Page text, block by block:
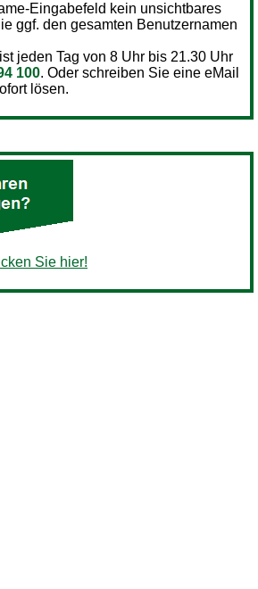
Eingabefeld kein unsichtbares
ggf. den gesamten Benutzernamen
jeden Tag von 8 Uhr bis 21.30 Uhr
100. Oder schreiben Sie eine eMail
lösen.
Sie hier!